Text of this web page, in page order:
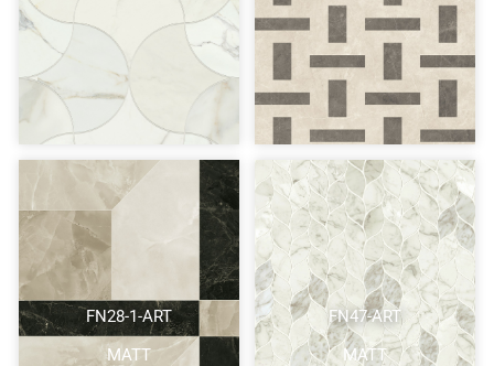
FN28-1-ART
MATT
FN47-ART
MATT